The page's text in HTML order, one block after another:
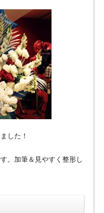
した！
。加筆＆見やすく整形し